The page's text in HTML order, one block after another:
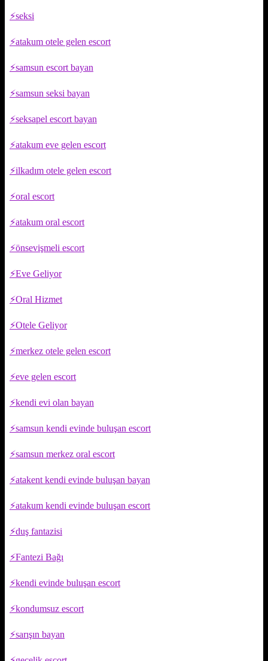
seksi
atakum otele gelen escort
samsun escort bayan
samsun seksi bayan
seksapel escort bayan
atakum eve gelen escort
ilkadım otele gelen escort
oral escort
atakum oral escort
önsevişmeli escort
Eve Geliyor
Oral Hizmet
Otele Geliyor
merkez otele gelen escort
eve gelen escort
kendi evi olan bayan
samsun kendi evinde buluşan escort
samsun merkez oral escort
atakent kendi evinde buluşan bayan
atakum kendi evinde buluşan escort
duş fantazisi
Fantezi Bağı
kendi evinde buluşan escort
kondumsuz escort
sarışın bayan